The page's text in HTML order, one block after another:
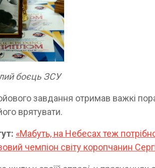
боєць ЗСУ
завдання отримав важкі
врятувати.
«Мабуть, на Небесах теж
чемпіон світу коропчанин